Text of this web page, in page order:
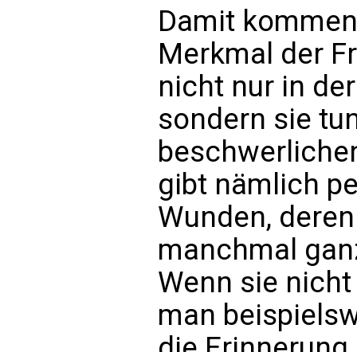
Damit
Merkmal der
nicht nur in
sondern sie
gibt nämlich
Wunden,
manchmal
Wenn sie
man